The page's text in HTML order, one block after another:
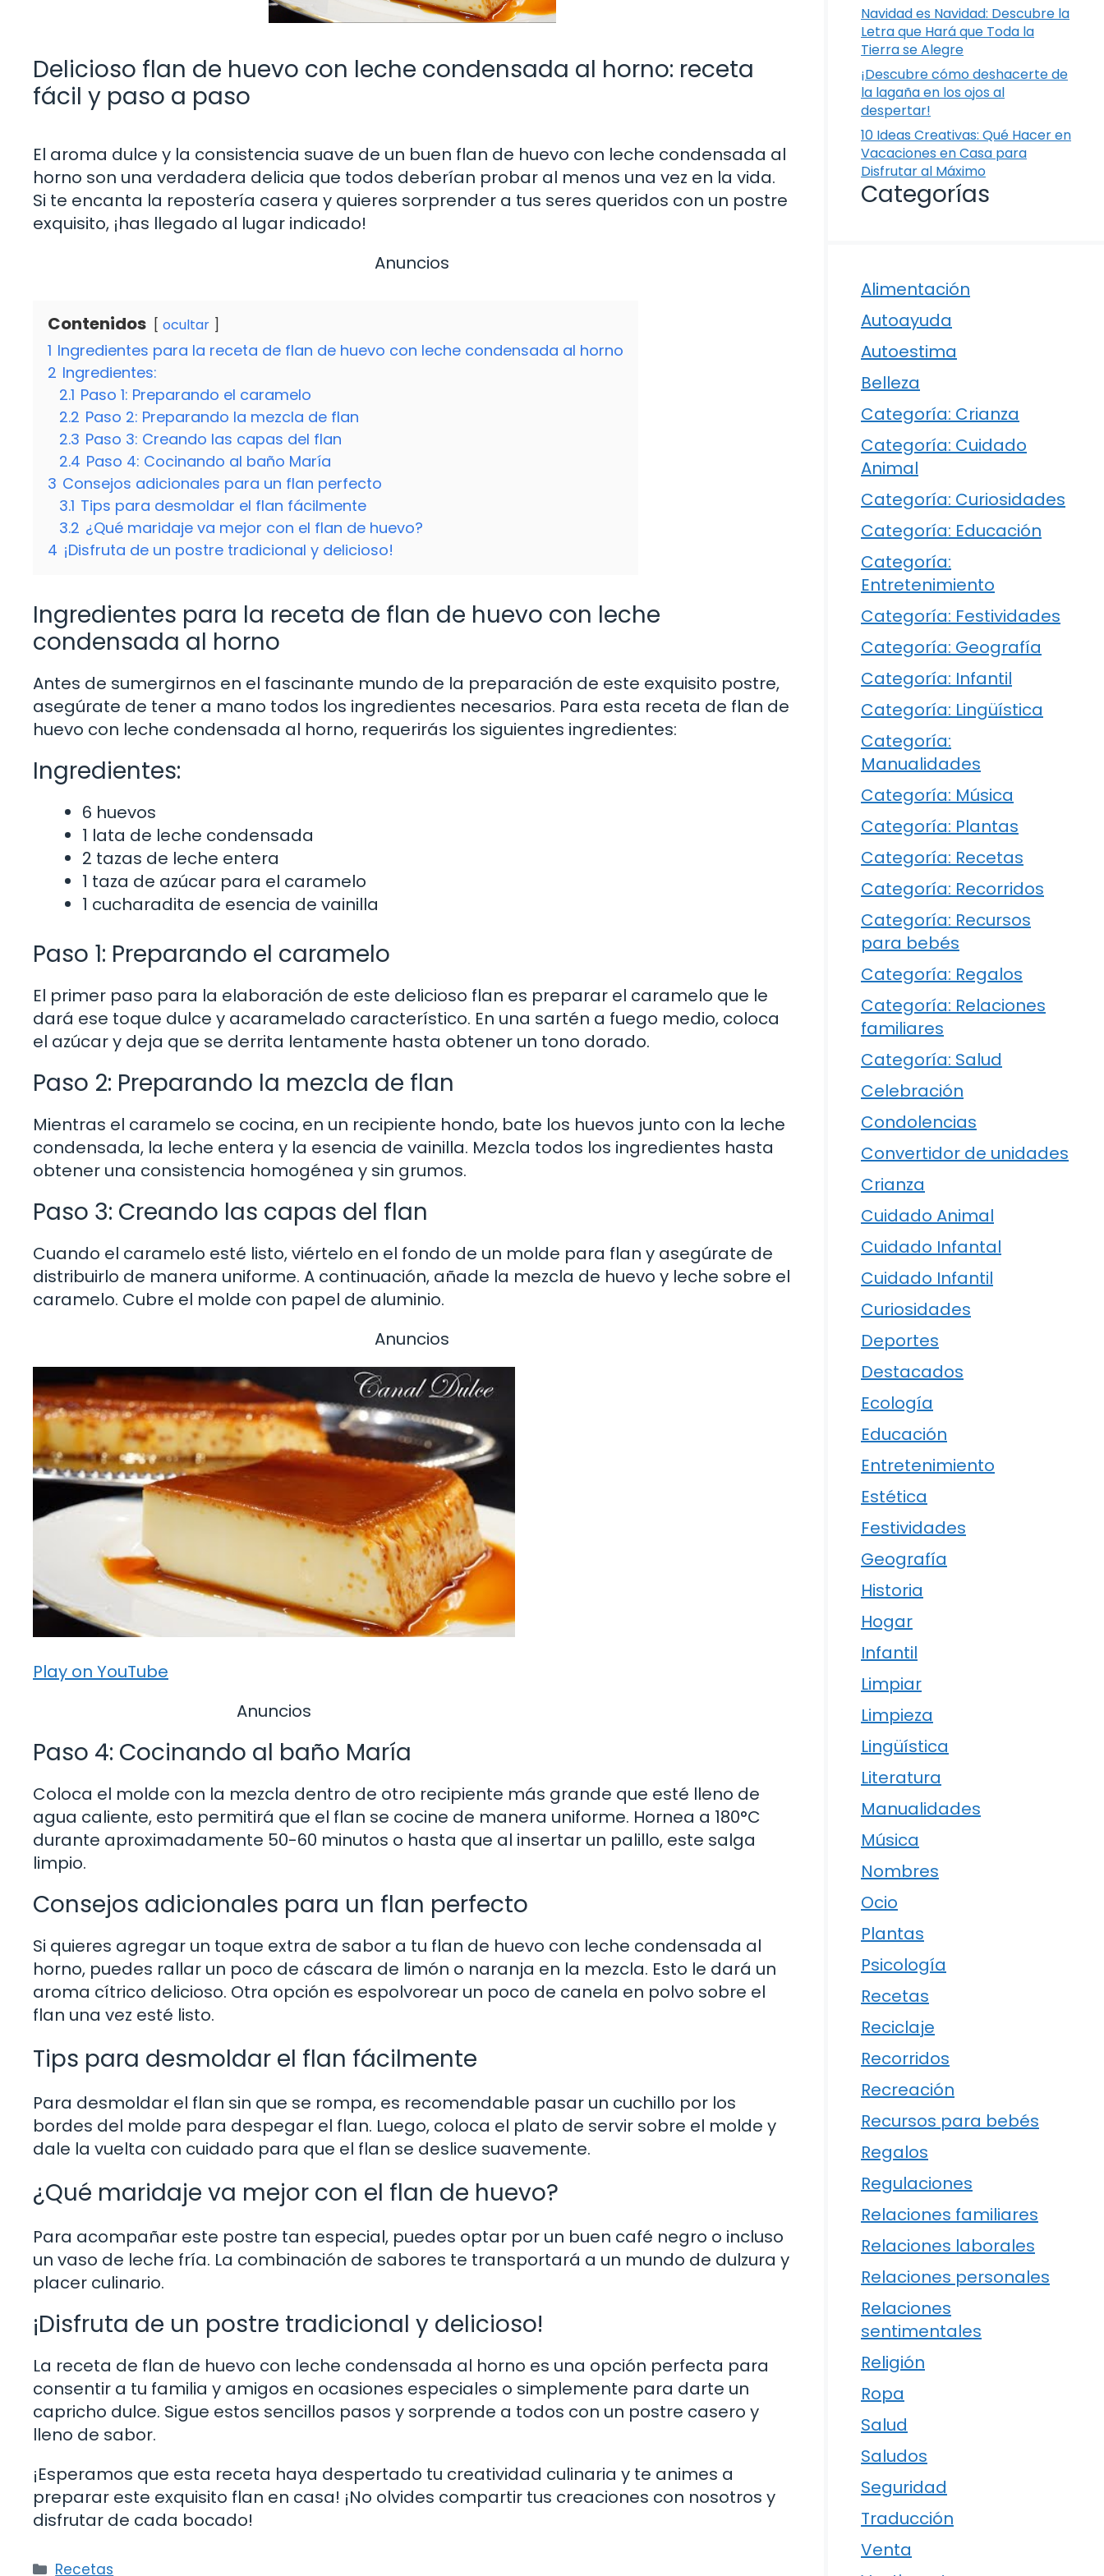
Delicioso flan de huevo con leche condensada al horno: receta
fácil y paso a paso
El aroma dulce y la consistencia suave de un buen flan de huevo con leche condensada al
horno son una verdadera delicia que todos deberían probar al menos una vez en la vida.
Si te encanta la repostería casera y quieres sorprender a tus seres queridos con un postre
exquisito, ¡has llegado al lugar indicado!
Anuncios
Contenidos ocultar
1 Ingredientes para la receta de flan de huevo con leche condensada al horno
2 Ingredientes:
2.1 Paso 1: Preparando el caramelo
2.2 Paso 2: Preparando la mezcla de flan
2.3 Paso 3: Creando las capas del flan
2.4 Paso 4: Cocinando al baño María
3 Consejos adicionales para un flan perfecto
3.1 Tips para desmoldar el flan fácilmente
3.2 ¿Qué maridaje va mejor con el flan de huevo?
4 ¡Disfruta de un postre tradicional y delicioso!
Ingredientes para la receta de flan de huevo con leche
condensada al horno
Antes de sumergirnos en el fascinante mundo de la preparación de este exquisito postre,
asegúrate de tener a mano todos los ingredientes necesarios. Para esta receta de flan de
huevo con leche condensada al horno, requerirás los siguientes ingredientes:
Ingredientes:
6 huevos
1 lata de leche condensada
2 tazas de leche entera
1 taza de azúcar para el caramelo
1 cucharadita de esencia de vainilla
Paso 1: Preparando el caramelo
El primer paso para la elaboración de este delicioso flan es preparar el caramelo que le
dará ese toque dulce y acaramelado característico. En una sartén a fuego medio, coloca
el azúcar y deja que se derrita lentamente hasta obtener un tono dorado.
Paso 2: Preparando la mezcla de flan
Mientras el caramelo se cocina, en un recipiente hondo, bate los huevos junto con la leche
condensada, la leche entera y la esencia de vainilla. Mezcla todos los ingredientes hasta
obtener una consistencia homogénea y sin grumos.
Paso 3: Creando las capas del flan
Cuando el caramelo esté listo, viértelo en el fondo de un molde para flan y asegúrate de
distribuirlo de manera uniforme. A continuación, añade la mezcla de huevo y leche sobre el
caramelo. Cubre el molde con papel de aluminio.
Anuncios
Play on YouTube
Anuncios
Paso 4: Cocinando al baño María
Coloca el molde con la mezcla dentro de otro recipiente más grande que esté lleno de
agua caliente, esto permitirá que el flan se cocine de manera uniforme. Hornea a 180°C
durante aproximadamente 50-60 minutos o hasta que al insertar un palillo, este salga
limpio.
Consejos adicionales para un flan perfecto
Si quieres agregar un toque extra de sabor a tu flan de huevo con leche condensada al
horno, puedes rallar un poco de cáscara de limón o naranja en la mezcla. Esto le dará un
aroma cítrico delicioso. Otra opción es espolvorear un poco de canela en polvo sobre el
flan una vez esté listo.
Tips para desmoldar el flan fácilmente
Para desmoldar el flan sin que se rompa, es recomendable pasar un cuchillo por los
bordes del molde para despegar el flan. Luego, coloca el plato de servir sobre el molde y
dale la vuelta con cuidado para que el flan se deslice suavemente.
¿Qué maridaje va mejor con el flan de huevo?
Para acompañar este postre tan especial, puedes optar por un buen café negro o incluso
un vaso de leche fría. La combinación de sabores te transportará a un mundo de dulzura y
placer culinario.
¡Disfruta de un postre tradicional y delicioso!
La receta de flan de huevo con leche condensada al horno es una opción perfecta para
consentir a tu familia y amigos en ocasiones especiales o simplemente para darte un
capricho dulce. Sigue estos sencillos pasos y sorprende a todos con un postre casero y
lleno de sabor.
¡Esperamos que esta receta haya despertado tu creatividad culinaria y te animes a
preparar este exquisito flan en casa! ¡No olvides compartir tus creaciones con nosotros y
disfrutar de cada bocado!
Categorías
Recetas
Navidad es Navidad: Descubre la
Letra que Hará que Toda la
Tierra se Alegre
¡Descubre cómo deshacerte de
la lagaña en los ojos al
despertar!
10 Ideas Creativas: Qué Hacer en
Vacaciones en Casa para
Disfrutar al Máximo
Categorías
Alimentación
Autoayuda
Autoestima
Belleza
Categoría: Crianza
Categoría: Cuidado
Animal
Categoría: Curiosidades
Categoría: Educación
Categoría:
Entretenimiento
Categoría: Festividades
Categoría: Geografía
Categoría: Infantil
Categoría: Lingüística
Categoría:
Manualidades
Categoría: Música
Categoría: Plantas
Categoría: Recetas
Categoría: Recorridos
Categoría: Recursos
para bebés
Categoría: Regalos
Categoría: Relaciones
familiares
Categoría: Salud
Celebración
Condolencias
Convertidor de unidades
Crianza
Cuidado Animal
Cuidado Infantal
Cuidado Infantil
Curiosidades
Deportes
Destacados
Ecología
Educación
Entretenimiento
Estética
Festividades
Geografía
Historia
Hogar
Infantil
Limpiar
Limpieza
Lingüística
Literatura
Manualidades
Música
Nombres
Ocio
Plantas
Psicología
Recetas
Reciclaje
Recorridos
Recreación
Recursos para bebés
Regalos
Regulaciones
Relaciones familiares
Relaciones laborales
Relaciones personales
Relaciones
sentimentales
Religión
Ropa
Salud
Saludos
Seguridad
Traducción
Venta